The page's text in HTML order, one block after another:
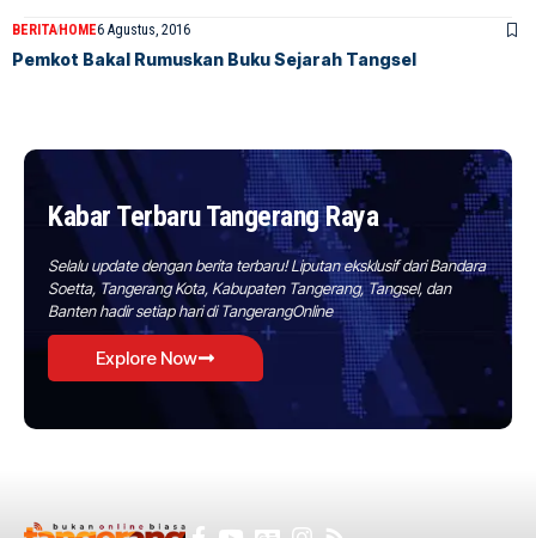
BERITAHOME6 Agustus, 2016
Pemkot Bakal Rumuskan Buku Sejarah Tangsel
Kabar Terbaru Tangerang Raya
Selalu update dengan berita terbaru! Liputan eksklusif dari Bandara
Soetta, Tangerang Kota, Kabupaten Tangerang, Tangsel, dan
Banten hadir setiap hari di TangerangOnline
Explore Now